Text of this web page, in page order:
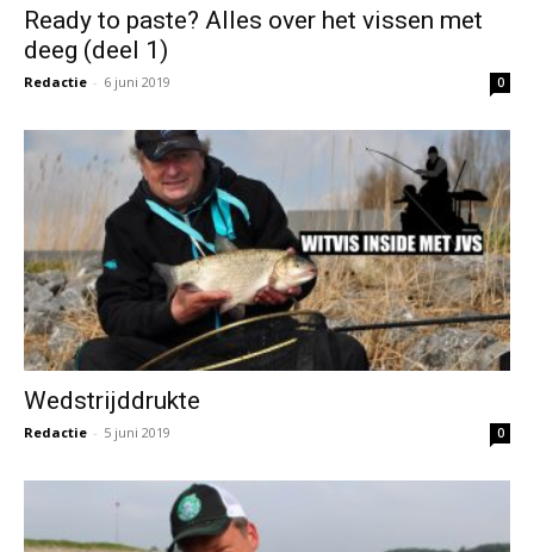
Ready to paste? Alles over het vissen met
deeg (deel 1)
Redactie - 6 juni 2019 0
Wedstrijddrukte
Redactie - 5 juni 2019 0